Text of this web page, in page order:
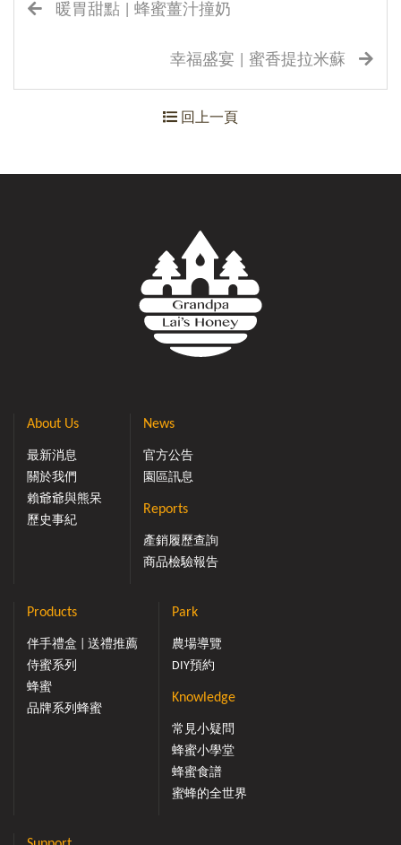
暖胃甜點 | 蜂蜜薑汁撞奶
幸福盛宴 | 蜜香提拉米蘇
回上一頁
About Us
最新消息
關於我們
賴爺爺與熊呆
歷史事紀
News
官方公告
園區訊息
Reports
產銷履歷查詢
商品檢驗報告
Products
伴手禮盒 | 送禮推薦
侍蜜系列
蜂蜜
品牌系列蜂蜜
Park
農場導覽
DIY預約
Knowledge
常見小疑問
蜂蜜小學堂
蜂蜜食譜
蜜蜂的全世界